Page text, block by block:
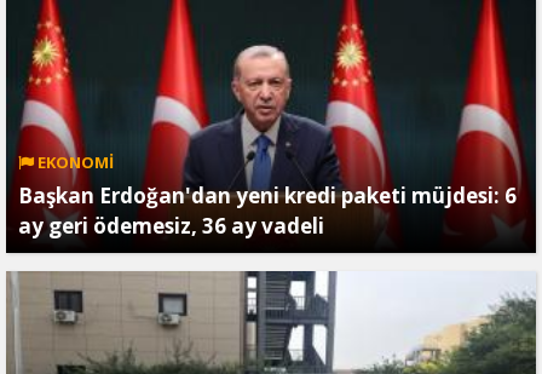
EKONOMİ
Başkan Erdoğan'dan yeni kredi paketi müjdesi: 6
ay geri ödemesiz, 36 ay vadeli